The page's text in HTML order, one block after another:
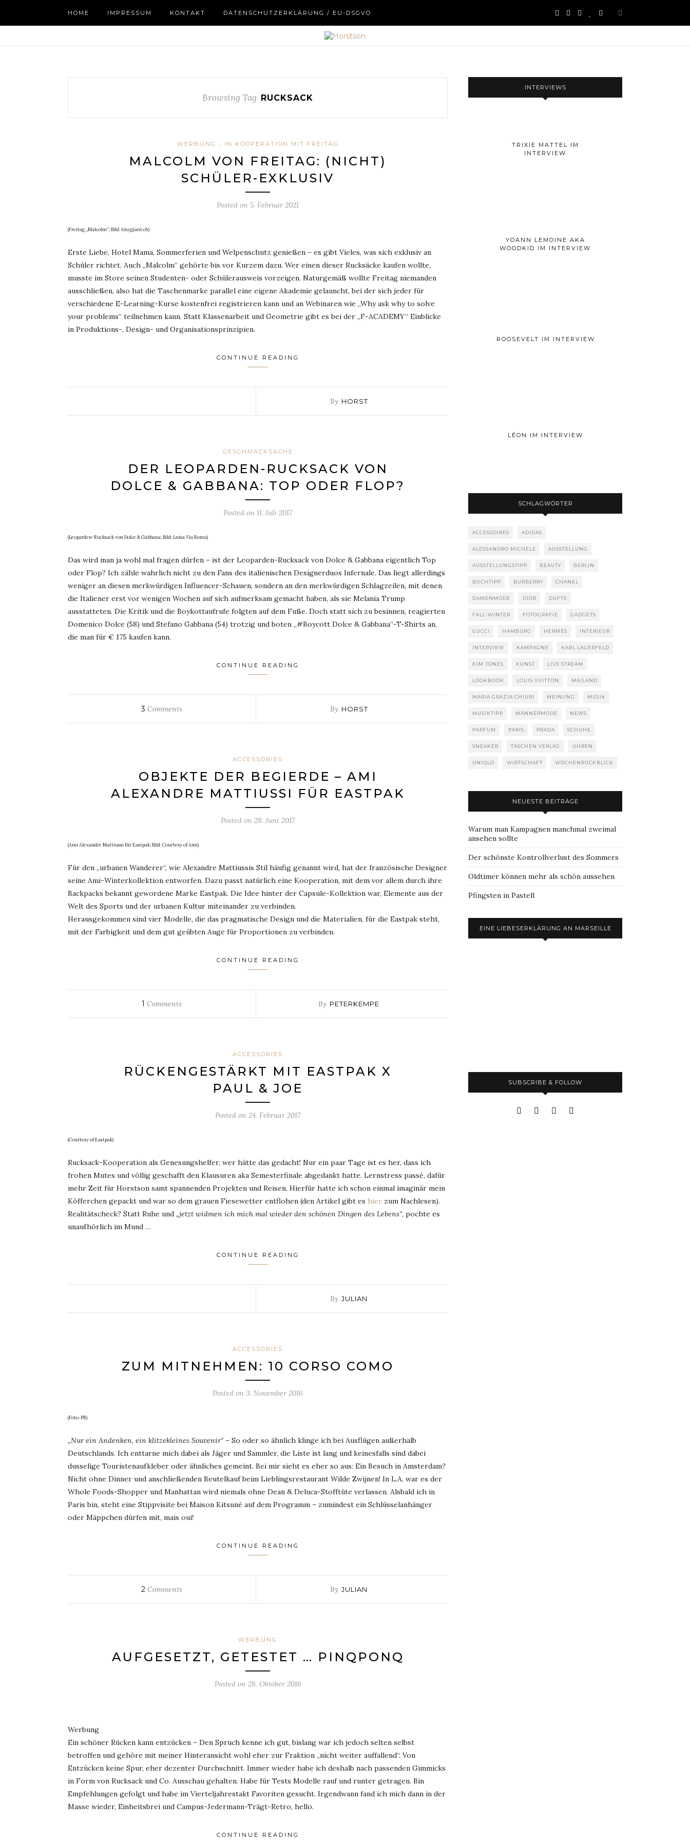
HOME IMPRESSUM KONTAKT DATENSCHUTZERKLÄRUNG / EU-DSGVO
Browsing Tag RUCKSACK
WERBUNG - IN KOOPERATION MIT FREITAG
MALCOLM VON FREITAG: (NICHT)
SCHÜLER-EXKLUSIV
Posted on 5. Februar 2021
(Freitag „Malcolm“; Bild: tinygiant.ch)
Erste Liebe, Hotel Mama, Sommerferien und Welpenschutz genießen – es gibt Vieles, was sich exklusiv an
Schüler richtet. Auch „Malcolm“ gehörte bis vor Kurzem dazu. Wer einen dieser Rucksäcke kaufen wollte,
musste im Store seinen Studenten- oder Schülerausweis vorzeigen. Naturgemäß wollte Freitag niemanden
ausschließen, also hat die Taschenmarke parallel eine eigene Akademie gelauncht, bei der sich jeder für
verschiedene E-Learning-Kurse kostenfrei registrieren kann und an Webinaren wie „Why ask why to solve
your problems“ teilnehmen kann. Statt Klassenarbeit und Geometrie gibt es bei der „F-ACADEMY“ Einblicke
in Produktions-, Design- und Organisationsprinzipien.
CONTINUE READING
By HORST
GESCHMACKSACHE
DER LEOPARDEN-RUCKSACK VON
DOLCE & GABBANA: TOP ODER FLOP?
Posted on 11. Juli 2017
(Leoparden-Rucksack von Dolce & Gabbana; Bild: Luisa Via Roma)
Das wird man ja wohl mal fragen dürfen – ist der Leoparden-Rucksack von Dolce & Gabbana eigentlich Top
oder Flop? Ich zähle wahrlich nicht zu den Fans des italienischen Designerduos Infernale. Das liegt allerdings
weniger an diesen merkwürdigen Influencer-Schauen, sondern an den merkwürdigen Schlagzeilen, mit denen
die Italiener erst vor wenigen Wochen auf sich aufmerksam gemacht haben, als sie Melania Trump
ausstatteten. Die Kritik und die Boykottaufrufe folgten auf dem Fuße. Doch statt sich zu besinnen, reagierten
Domenico Dolce (58) und Stefano Gabbana (54) trotzig und boten „#Boycott Dolce & Gabbana“-T-Shirts an,
die man für € 175 kaufen kann.
CONTINUE READING
3 Comments By HORST
ACCESSORIES
OBJEKTE DER BEGIERDE – AMI
ALEXANDRE MATTIUSSI FÜR EASTPAK
Posted on 28. Juni 2017
(Ami Alexandre Mattiussi für Eastpak; Bild: Courtesy of Ami)
Für den „urbanen Wanderer“, wie Alexandre Mattiussis Stil häufig genannt wird, hat der französische Designer
seine Ami-Winterkollektion entworfen. Dazu passt natürlich eine Kooperation, mit dem vor allem durch ihre
Backpacks bekannt gewordene Marke Eastpak. Die Idee hinter der Capsule-Kollektion war, Elemente aus der
Welt des Sports und der urbanen Kultur miteinander zu verbinden.
Herausgekommen sind vier Modelle, die das pragmatische Design und die Materialien, für die Eastpak steht,
mit der Farbigkeit und dem gut geübten Auge für Proportionen zu verbinden.
CONTINUE READING
1 Comments By PETERKEMPE
ACCESSORIES
RÜCKENGESTÄRKT MIT EASTPAK X
PAUL & JOE
Posted on 24. Februar 2017
(Courtesy of Eastpak)
Rucksack-Kooperation als Genesungshelfer, wer hätte das gedacht! Nur ein paar Tage ist es her, dass ich
frohen Mutes und völlig geschafft den Klausuren aka Semesterfinale abgedankt hatte. Lernstress passé, dafür
mehr Zeit für Horstson samt spannenden Projekten und Reisen. Hierfür hatte ich schon einmal imaginär mein
Köfferchen gepackt und war so dem grauen Fiesewetter entflohen (den Artikel gibt es hier zum Nachlesen).
Realitätscheck? Statt Ruhe und „jetzt widmen ich mich mal wieder den schönen Dingen des Lebens“, pochte es
unaufhörlich im Mund …
CONTINUE READING
By JULIAN
ACCESSORIES
ZUM MITNEHMEN: 10 CORSO COMO
Posted on 3. November 2016
(Foto: PR)
„Nur ein Andenken, ein klitzekleines Souvenir“ – So oder so ähnlich klinge ich bei Ausflügen außerhalb
Deutschlands. Ich enttarne mich dabei als Jäger und Sammler, die Liste ist lang und keinesfalls sind dabei
dusselige Touristenaufkleber oder ähnliches gemeint. Bei mir sieht es eher so aus: Ein Besuch in Amsterdam?
Nicht ohne Dinner und anschließenden Beutelkauf beim Lieblingsrestaurant Wilde Zwijnen! In L.A. war es der
Whole Foods-Shopper und Manhattan wird niemals ohne Dean & Deluca-Stofftüte verlassen. Alsbald ich in
Paris bin, steht eine Stippvisite bei Maison Kitsuné auf dem Programm – zumindest ein Schlüsselanhänger
oder Mäppchen dürfen mit, mais oui!
CONTINUE READING
2 Comments By JULIAN
WERBUNG
AUFGESETZT, GETESTET … PINQPONQ
Posted on 28. Oktober 2016
Werbung
Ein schöner Rücken kann entzücken – Den Spruch kenne ich gut, bislang war ich jedoch selten selbst
betroffen und gehöre mit meiner Hinteransicht wohl eher zur Fraktion „nicht weiter auffallend“. Von
Entzücken keine Spur, eher dezenter Durchschnitt. Immer wieder habe ich deshalb nach passenden Gimmicks
in Form von Rucksack und Co. Ausschau gehalten. Habe für Tests Modelle rauf und runter getragen. Bin
Empfehlungen gefolgt und habe im Vierteljahrestakt Favoriten gesucht. Irgendwann fand ich mich dann in der
Masse wieder, Einheitsbrei und Campus-Jedermann-Trägt-Retro, hello.
CONTINUE READING
INTERVIEWS
TRIXIE MATTEL IM
INTERVIEW
YOANN LEMOINE AKA
WOODKID IM INTERVIEW
ROOSEVELT IM INTERVIEW
LÉON IM INTERVIEW
SCHLAGWÖRTER
ACCESSOIRES ADIDAS
ALESSANDRO MICHELE AUSSTELLUNG
AUSSTELLUNGSTIPP BEAUTY BERLIN
BUCHTIPP BURBERRY CHANEL
DAMENMODE DIOR DÜFTE
FALL-WINTER FOTOGRAFIE GADGETS
GUCCI HAMBURG HERMÈS INTERIEUR
INTERVIEW KAMPAGNE KARL LAGERFELD
KIM JONES KUNST LIVE STREAM
LOOKBOOK LOUIS VUITTON MAILAND
MARIA GRAZIA CHIURI MEINUNG MUSIK
MUSIKTIPP MÄNNERMODE NEWS
PARFUM PARIS PRADA SCHUHE
SNEAKER TASCHEN VERLAG UHREN
UNIQLO WIRTSCHAFT WOCHENRÜCKBLICK
NEUESTE BEITRÄGE
Warum man Kampagnen manchmal zweimal
ansehen sollte
Der schönste Kontrollverlust des Sommers
Oldtimer können mehr als schön aussehen
Pfingsten in Pastell
EINE LIEBESERKLÄRUNG AN MARSEILLE
SUBSCRIBE & FOLLOW